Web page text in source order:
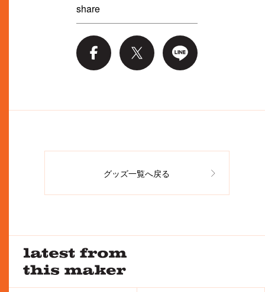
share
グッズ一覧へ戻る